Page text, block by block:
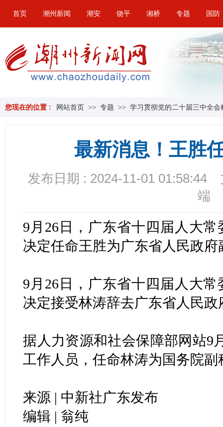
首页 潮州新闻 潮安 饶平 湘桥 专题 国防
您现在的位置 : 网站首页 >> 专题 >> 学习贯彻党的二十届三中全会
最新消息！王胜
发布日期 : 2024-11-01 01:58:44
端
9月26日，广东省十四届人大
决定任命王胜为广东省人民政府
9月26日，广东省十四届人大
决定接受林涛辞去广东省人民
据人力资源和社会保障部网站9
工作人员，任命林涛为国务院副
来源 | 中新社广东发布
编辑 | 翁纯